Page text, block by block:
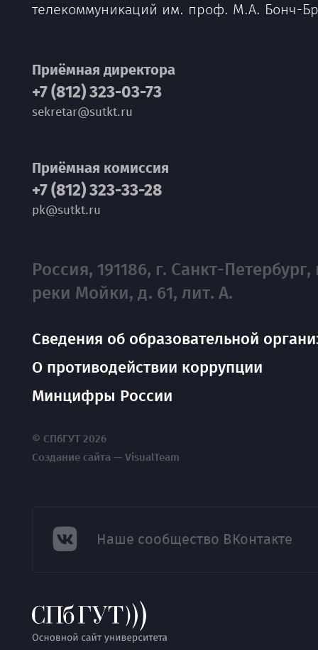
телекоммуникаций им. проф. М.А. Бонч-
Приёмная директора
+7 (812) 323-03-73
sekretar@sutkt.ru
Приёмная комиссия
+7 (812) 323-33-28
pk@sutkt.ru
Россия, 191186, г. Санкт-Петербург,
реки Мойки, д. 61, лит. А.
Сведения об образовательной
О противодействии коррупции
Минцифры России
© СПбГУТ 2026
Создание сайта — VisualTeam
Наше сообщество ВКонтакте